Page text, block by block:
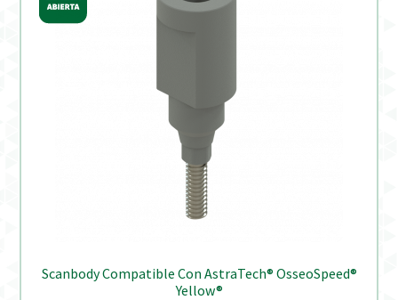
Scanbody Compatible Con AstraTech® OsseoSpeed®
Yellow®